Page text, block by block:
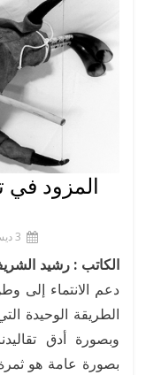
المزود في
3 ديسمبر 2017
الكاتب : رشيد
دعم الانتماء إلى
الطريقة الوحيدة
وبصورة أدق
بصورة عامة هو ثمرة